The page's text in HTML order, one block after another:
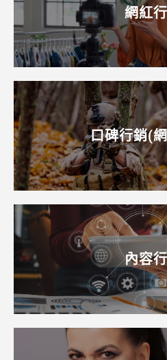
網紅
口碑行銷(
內容